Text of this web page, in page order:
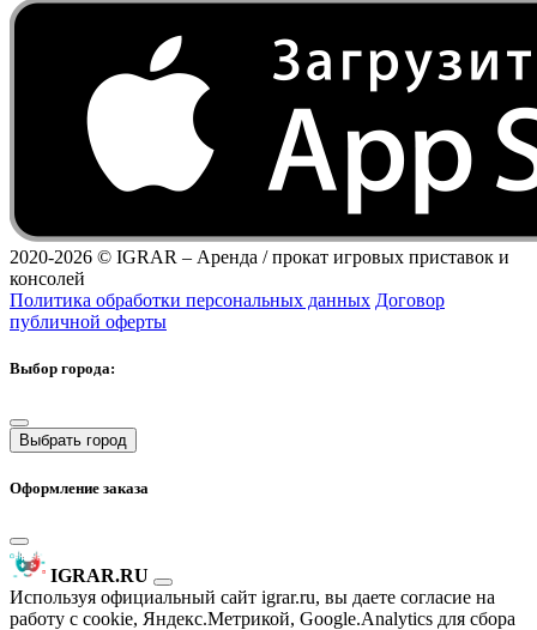
2020-2026 © IGRAR – Аренда / прокат игровых приставок и
консолей
Политика обработки персональных данных Договор
публичной оферты
Выбор города:
Выбрать город
Оформление заказа
IGRAR.RU
Используя официальный сайт igrar.ru, вы даете согласие на
работу с cookie, Яндекс.Метрикой, Google.Analytics для сбора